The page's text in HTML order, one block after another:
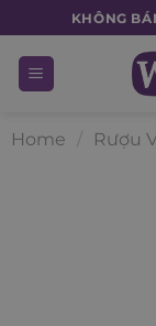
to
content
KHÔNG
Home / Rượu